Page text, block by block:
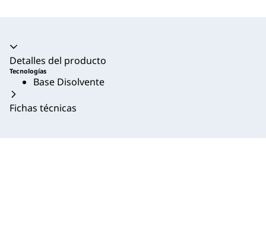
Acordeón colapsado
Detalles del producto
Tecnologías
Base Disolvente
Fichas técnicas